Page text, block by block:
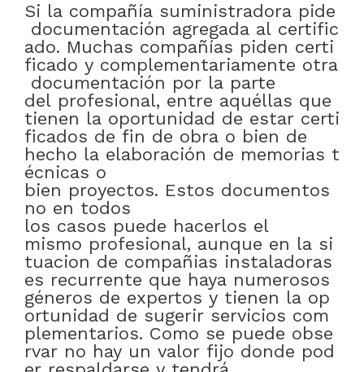
Si la compañía suministradora pide
documentación agregada al certific
ado. Muchas compañías piden certi
ficado y complementariamente otra
documentación por la parte
del profesional, entre aquéllas que
tienen la oportunidad de estar certi
ficados de fin de obra o bien de
hecho la elaboración de memorias t
écnicas o
bien proyectos. Estos documentos
no en todos
los casos puede hacerlos el
mismo profesional, aunque en la si
tuacion de compañias instaladoras
es recurrente que haya numerosos
géneros de expertos y tienen la op
ortunidad de sugerir servicios com
plementarios. Como se puede obse
rvar no hay un valor fijo donde pod